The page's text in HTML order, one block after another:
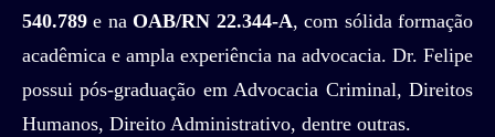
540.789e na OAB/RN 22.344-A, com sólida formação
acadêmica e ampla experiência na advocacia. Dr. Felipe
possui pós-graduação em Advocacia Criminal, Direitos
Humanos, Direito Administrativo, dentre outras.